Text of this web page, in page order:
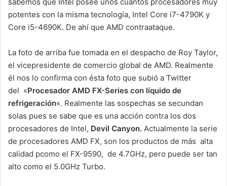
potentes con la misma tecnología, Intel Core i7-4790K y
Core i5-4690K. De ahí que AMD contraataque.
La foto de arriba fue tomada en el despacho de Roy Taylor,
el vicepresidente de comercio global de AMD. Realmente
él nos lo confirma con ésta foto que subió a Twitter
del «Procesador AMD FX-Series con líquido de
refrigeración«. Realmente las sospechas se secundan
solas pues se sabe que es una acción contra los dos
procesadores de Intel, Devil Canyon. Actualmente la serie
de procesadores AMD FX, son los productos de más alta
calidad pcomo el FX-9590, de 4.7GHz, pero puede ser tan
alto como el 5.0GHz Turbo.